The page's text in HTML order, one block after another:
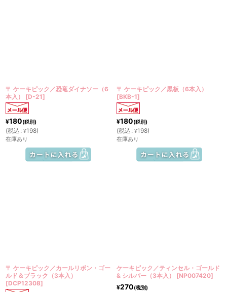
〒 ケーキピック／恐竜ダイナソー（6
本入）
[D-21]
¥180(税別)
(税込 : ¥198)
在庫あり
〒 ケーキピック／黒板（6本入）
[BKB-1]
¥180(税別)
(税込 : ¥198)
在庫あり
〒 ケーキピック／カールリボン・ゴー
ルド＆ブラック（3本入）
[DCP12308]
ケーキピック／ティンセル・ゴールド
& シルバー（3本入）
[NP007420]
¥270(税別)